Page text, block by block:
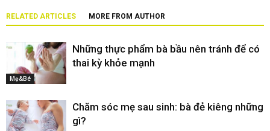
RELATED ARTICLES MORE FROM AUTHOR
Mẹ&Bé
Những thực phẩm bà bầu nên tránh để có
thai kỳ khỏe mạnh
Chăm sóc mẹ sau sinh: bà đẻ kiêng những
gì?